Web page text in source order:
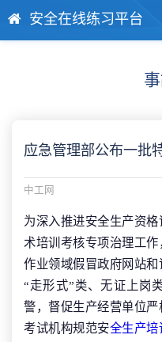
安全在线练习平台
应急管理部公布一批
中工网
为深入推进安全生产资格
术培训考核专项治理工
作业领域假冒政府网站和
“走形式”类、无证上岗
警，督促生产经营单位严
考试机构规范安全生产培